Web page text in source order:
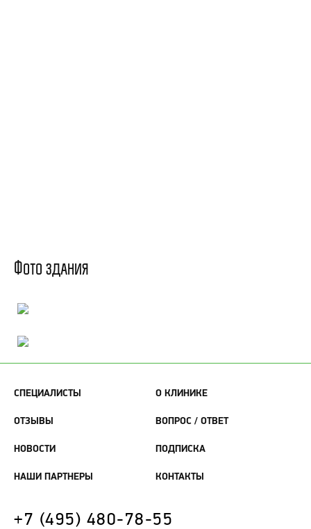
Фото здания
СПЕЦИАЛИСТЫ О КЛИНИКЕ
ОТЗЫВЫ ВОПРОС / ОТВЕТ
НОВОСТИ ПОДПИСКА
НАШИ ПАРТНЕРЫ КОНТАКТЫ
+7 (495) 480-78-55